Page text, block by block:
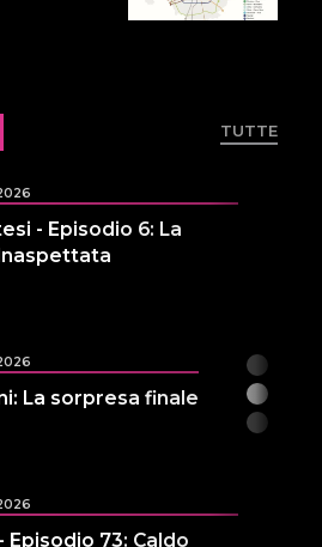
TUTTE
- Episodio 6: La
La sorpresa finale
Episodio 73: Caldo